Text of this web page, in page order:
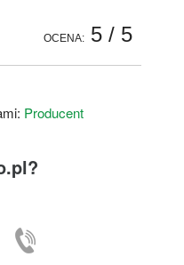
OCENA: 5/ 5
Producent